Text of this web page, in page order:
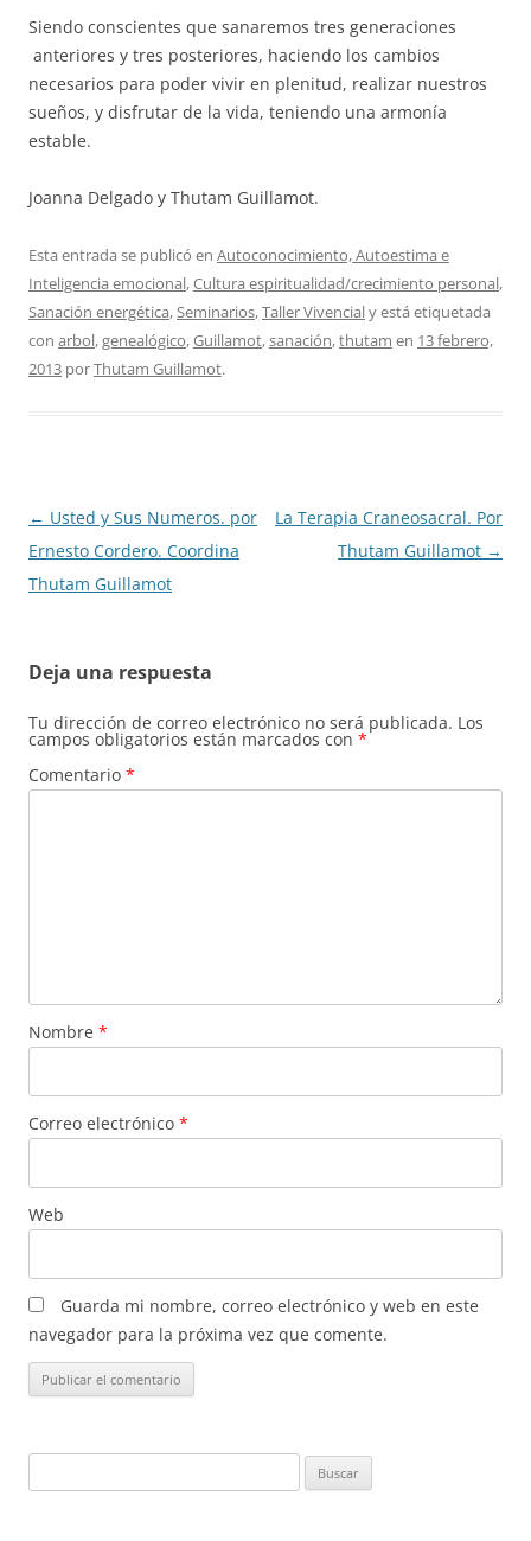
Siendo conscientes que sanaremos tres generaciones
anteriores y tres posteriores, haciendo los cambios
necesarios para poder vivir en plenitud, realizar nuestros
sueños, y disfrutar de la vida, teniendo una armonía
estable.
Joanna Delgado y Thutam Guillamot.
Esta entrada se publicó en Autoconocimiento, Autoestima e
Inteligencia emocional,Cultura espiritualidad/crecimiento personal,
Sanación energética,Seminarios,Taller Vivencialy está etiquetada
con arbol,genealógico,Guillamot,sanación,thutam en 13 febrero,
2013 porThutam Guillamot.
Navegación
de
entradas
← Usted y Sus Numeros. por
Ernesto Cordero. Coordina
Thutam Guillamot
La Terapia Craneosacral. Por
Thutam Guillamot →
Deja una respuesta
Tu dirección de correo electrónico no será publicada. Los
campos obligatorios están marcados con *
Comentario *
Nombre *
Correo electrónico *
Web
Guarda mi nombre, correo electrónico y web en este
navegador para la próxima vez que comente.